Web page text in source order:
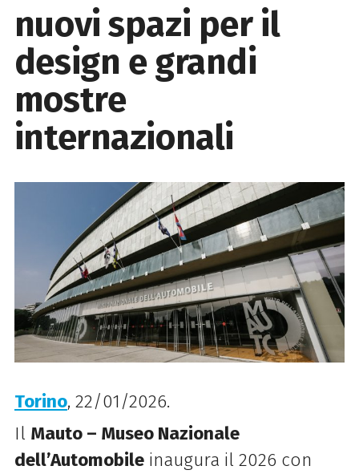
nuovi spazi per il
design e grandi
mostre
internazionali
Torino, 22/01/2026.
Il Mauto – Museo Nazionale
dell’Automobileinaugura il 2026 con